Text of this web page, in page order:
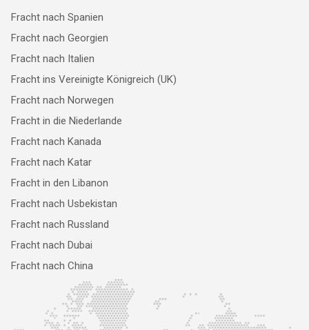
Fracht nach Spanien
Fracht nach Georgien
Fracht nach Italien
Fracht ins Vereinigte Königreich (UK)
Fracht nach Norwegen
Fracht in die Niederlande
Fracht nach Kanada
Fracht nach Katar
Fracht in den Libanon
Fracht nach Usbekistan
Fracht nach Russland
Fracht nach Dubai
Fracht nach China